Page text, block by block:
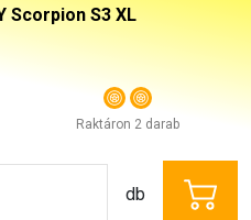
Scorpion S3 XL
Raktáron 2 darab
db